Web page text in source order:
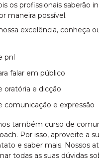
os profissionais saberão
maneira possível.
excelência, conheça
pnl
falar em público
oratória e dicção
comunicação e expressão
também curso de
Por isso, aproveite a
e saber mais. Nossos
todas as suas dúvidas